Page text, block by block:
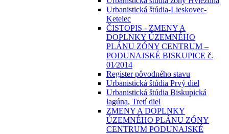
Urbanistická štúdia-Lieskovec-
Ketelec
ČISTOPIS - ZMENY A
DOPLNKY ÚZEMNÉHO
PLÁNU ZÓNY CENTRUM –
PODUNAJSKÉ BISKUPICE č.
01⁄2014
Register pôvodného stavu
Urbanistická štúdia Prvý diel
Urbanistická štúdia Biskupická
lagúna, Tretí diel
ZMENY A DOPLNKY
ÚZEMNÉHO PLÁNU ZÓNY
CENTRUM PODUNAJSKÉ